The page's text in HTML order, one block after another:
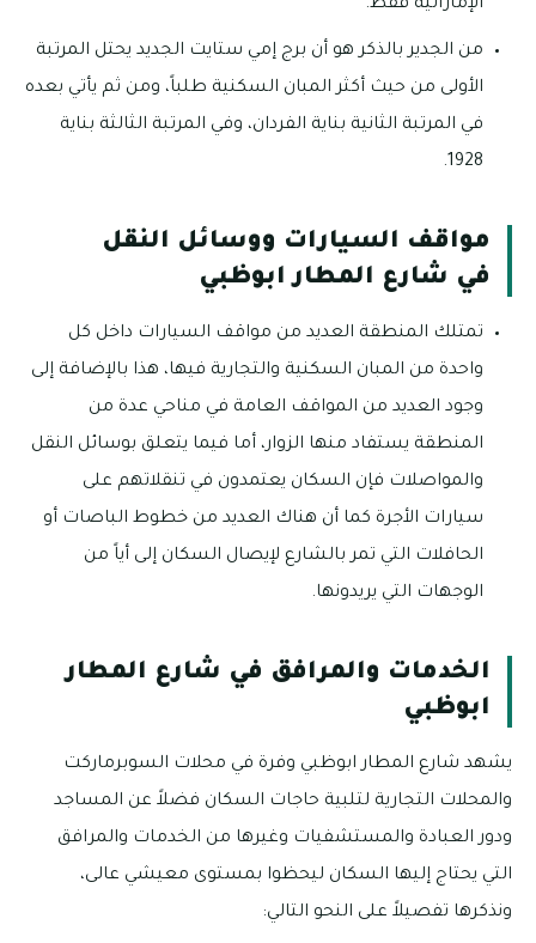
الإماراتية فقط.
من الجدير بالذكر هو أن برج إمي ستايت الجديد يحتل المرتبة
الأولى من حيث أكثر المبان السكنية طلباً، ومن ثم يأتي بعده
في المرتبة الثانية بناية الفردان، وفي المرتبة الثالثة بناية
1928.
مواقف السيارات ووسائل النقل
في شارع المطار ابوظبي
تمتلك المنطقة العديد من مواقف السيارات داخل كل
واحدة من المبان السكنية والتجارية فيها، هذا بالإضافة إلى
وجود العديد من المواقف العامة في مناحي عدة من
المنطقة يستفاد منها الزوار، أما فيما يتعلق بوسائل النقل
والمواصلات فإن السكان يعتمدون في تنقلاتهم على
سيارات الأجرة كما أن هناك العديد من خطوط الباصات أو
الحافلات التي تمر بالشارع لإيصال السكان إلى أياً من
الوجهات التي يريدونها.
الخدمات والمرافق في شارع المطار
ابوظبي
يشهد شارع المطار ابوظبي وفرة في محلات السوبرماركت
والمحلات التجارية لتلبية حاجات السكان فضلاً عن المساجد
ودور العبادة والمستشفيات وغيرها من الخدمات والمرافق
التي يحتاج إليها السكان ليحظوا بمستوى معيشي عالى،
ونذكرها تفصيلاً على النحو التالي: